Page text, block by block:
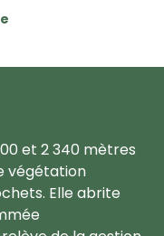
et 2 340 mètres
végétation
Elle abrite